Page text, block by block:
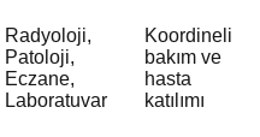
Radyoloji,
Patoloji,
Eczane,
Laboratuvar
Koordineli
bakım ve
hasta
katılımı